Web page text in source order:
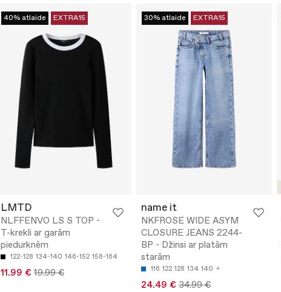
40% atlaide EXTRA15
LMTD
NLFFENVO LS S TOP -
T-krekli ar garām
piedurknēm
122-128 134-140 146-152 158-164
11.99 € 19.99 €
30% atlaide EXTRA15
name it
NKFROSE WIDE ASYM
CLOSURE JEANS 2244-
BP - Džinsi ar platām
starām
116 122 128 134 140
24.49 € 34.99 €